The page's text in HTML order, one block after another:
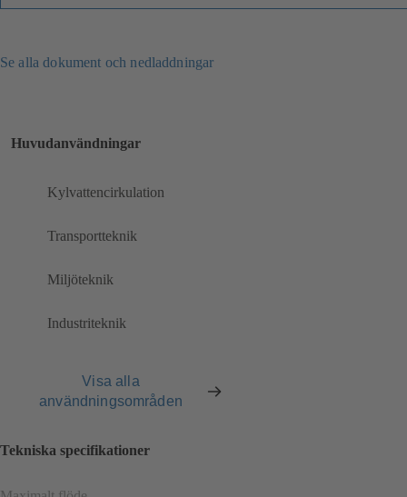
Se alla dokument och nedladdningar
Huvudanvändningar
Kylvattencirkulation
Transportteknik
Miljöteknik
Industriteknik
Visa alla
användningsområden
Tekniska specifikationer